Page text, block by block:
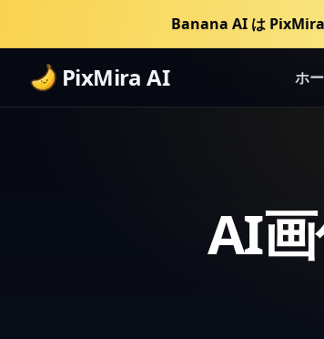
Banana AI は PixMira
PixMira AI ホ
AI